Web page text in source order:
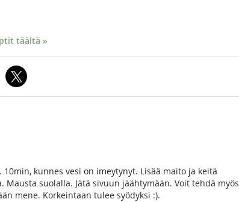
täältä »
kunnes vesi on imeytynyt. Lisää maito ja keitä
suolalla. Jätä sivuun jäähtymään. Voit tehdä myös
mene. Korkeintaan tulee syödyksi :).